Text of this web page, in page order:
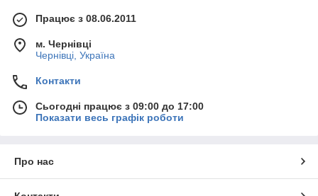
Працює з 08.06.2011
м. Чернівці
Чернівці, Україна
Контакти
Сьогодні працює з 09:00 до 17:00
Показати весь графік роботи
Про нас